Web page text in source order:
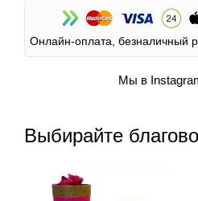
Онлайн-оплата, безналичный
Мы в
Выбирайте